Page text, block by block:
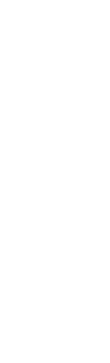
プ情報